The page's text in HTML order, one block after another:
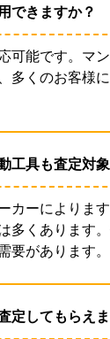
できますか？
可能です。マ
多くのお客様
工具も査定対
カーによりま
多くあります
要があります。
定してもらえ